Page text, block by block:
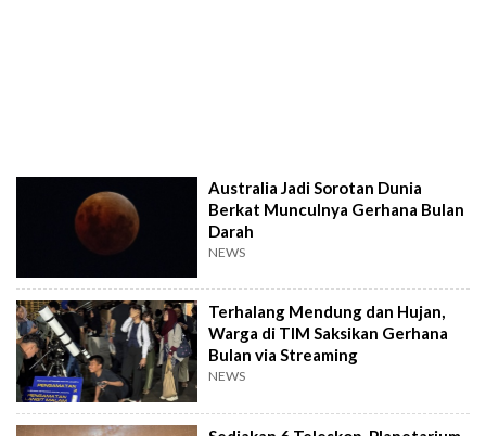
Australia Jadi Sorotan Dunia
Berkat Munculnya Gerhana Bulan
Darah
NEWS
Terhalang Mendung dan Hujan,
Warga di TIM Saksikan Gerhana
Bulan via Streaming
NEWS